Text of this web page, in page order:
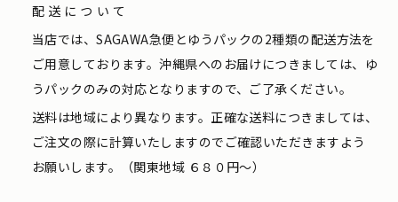
配送について
当店では、SAGAWA急便とゆうパックの2種類の配送方法を
ご用意しております。沖縄県へのお届けにつきましては、ゆ
うパックのみの対応となりますので、ご了承ください。
送料は地域により異なります。正確な送料につきましては、
ご注文の際に計算いたしますのでご確認いただきますよう
お願いします。（関東地域 ６８０円〜）